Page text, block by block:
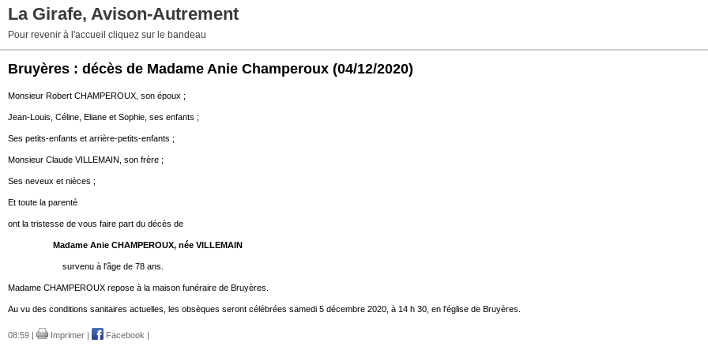
La Girafe, Avison-Autrement
Pour revenir à l'accueil cliquez sur le bandeau
Bruyères : décès de Madame Anie Champeroux (04/12/2020)
Monsieur Robert CHAMPEROUX, son époux ;
Jean-Louis, Céline, Eliane et Sophie, ses enfants ;
Ses petits-enfants et arrière-petits-enfants ;
Monsieur Claude VILLEMAIN, son frère ;
Ses neveux et nièces ;
Et toute la parenté
ont la tristesse de vous faire part du décès de
Madame Anie CHAMPEROUX, née VILLEMAIN
survenu à l'âge de 78 ans.
Madame CHAMPEROUX repose à la maison funéraire de Bruyères.
Au vu des conditions sanitaires actuelles, les obsèques seront célébrées samedi 5 décembre 2020, à 14 h 30, en l'église de Bruyères.
08:59 | Imprimer | Facebook |